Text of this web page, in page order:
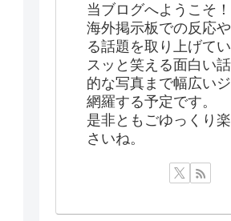
当ブログへようこそ！
海外掲示板での反応
る話題を取り上げて
スッと笑える面白い
的な写真まで幅広い
網羅する予定です。
是非ともごゆっくり
さいね。